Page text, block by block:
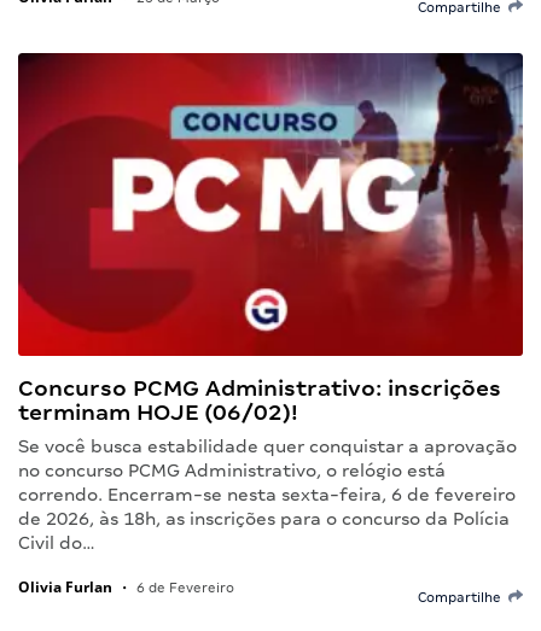
Compartilhe
Concurso PCMG Administrativo: inscrições
terminam HOJE (06/02)!
Se você busca estabilidade quer conquistar a aprovação
no concurso PCMG Administrativo, o relógio está
correndo. Encerram-se nesta sexta-feira, 6 de fevereiro
de 2026, às 18h, as inscrições para o concurso da Polícia
Civil do…
Olivia Furlan • 6 de Fevereiro
Compartilhe